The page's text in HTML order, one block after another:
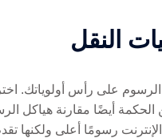
النقل
على رأس أولوياتك.
الحكمة أيضًا مقارنة
رسومًا أعلى ولكنها